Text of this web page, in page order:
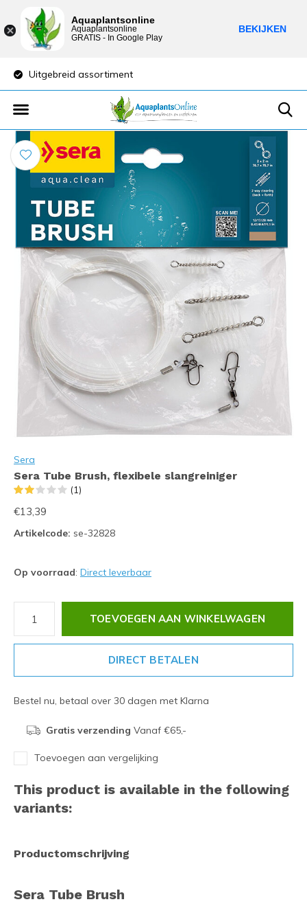
Uitgebreid assortiment
Sera
Sera Tube Brush, flexibele slangreiniger
(1)
€13,39
Artikelcode: se-32828
Op voorraad: Direct leverbaar
TOEVOEGEN AAN WINKELWAGEN
DIRECT BETALEN
Bestel nu, betaal over 30 dagen met Klarna
Gratis verzending Vanaf €65,-
Toevoegen aan vergelijking
This product is available in the following
variants:
Productomschrijving
Sera Tube Brush
Aquaplantsonline
Aquaplantsonline
GRATIS - In Google Play
BEKIJKEN